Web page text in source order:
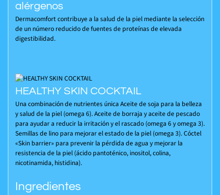
alérgenos
Dermacomfort contribuye a la salud de la piel mediante la selección
de un número reducido de fuentes de proteínas de elevada
digestibilidad.
HEALTHY SKIN COCKTAIL
Una combinación de nutrientes única Aceite de soja para la belleza
y salud de la piel (omega 6). Aceite de borraja y aceite de pescado
para ayudar a reducir la irritación y el rascado (omega 6 y omega 3).
Semillas de lino para mejorar el estado de la piel (omega 3). Cóctel
«Skin barrier» para prevenir la pérdida de agua y mejorar la
resistencia de la piel (ácido pantoténico, inositol, colina,
nicotinamida, histidina).
Ingredientes